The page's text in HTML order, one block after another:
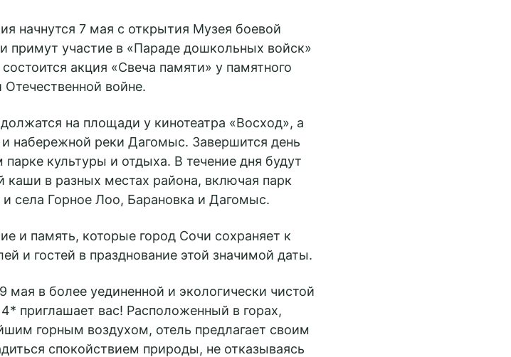
начнутся 7 мая с открытия Музея боевой
примут участие в «Параде дошкольных войск»
акция «Свеча памяти» у памятного
войне.
на площади у кинотеатра «Восход», а
набережной реки Дагомыс. Завершится день
культуры и отдыха. В течение дня будут
каши в разных местах района, включая парк
села Горное Лоо, Барановка и Дагомыс.
и память, которые город Сочи сохраняет к
и гостей в празднование этой значимой даты.
в более уединенной и экологически чистой
приглашает вас! Расположенный в горах,
горным воздухом, отель предлагает своим
спокойствием природы, не отказываясь